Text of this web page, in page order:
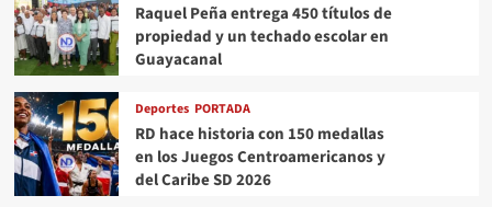
Raquel Peña entrega 450 títulos de
propiedad y un techado escolar en
Guayacanal
Deportes PORTADA
RD hace historia con 150 medallas
en los Juegos Centroamericanos y
del Caribe SD 2026